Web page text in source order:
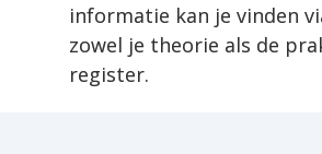
informatie kan je vinden
zowel je theorie als de
register.